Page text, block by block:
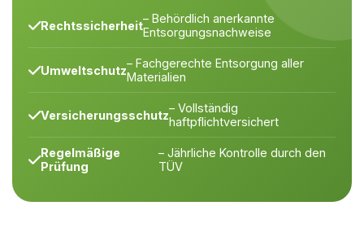
Rechtssicherheit– Behördlich anerkannte
Entsorgungsnachweise
Umweltschutz– Fachgerechte Entsorgung aller
Materialien
Versicherungsschutz– Vollständig
haftpflichtversichert
Regelmäßige
Prüfung
– Jährliche Kontrolle durch den
TÜV